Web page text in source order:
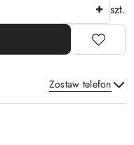
szt.
Zostaw telefon